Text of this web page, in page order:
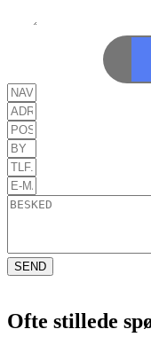
SEND
Ofte stillede